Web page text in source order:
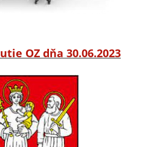
OZ dňa 30.06.2023